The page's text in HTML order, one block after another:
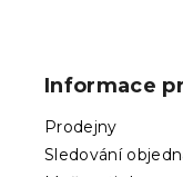
Informace
Prodejny
Sledování